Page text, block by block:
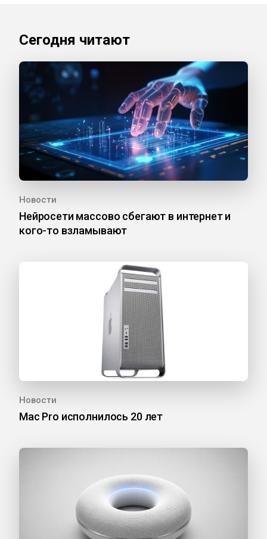
Сегодня читают
Новости
Нейросети массово сбегают в интернет и
кого-то взламывают
Новости
Mac Pro исполнилось 20 лет